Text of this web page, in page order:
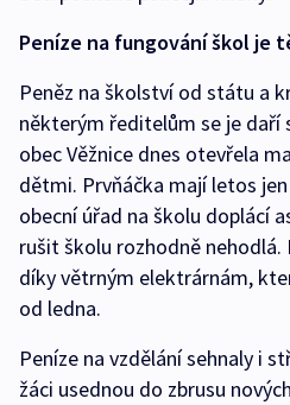
Peníze na fungování škol je
Peněz na školství od státu a
některým ředitelům se je daří
obec Věžnice dnes otevřela
dětmi. Prvňáčka mají letos
obecní úřad na školu doplácí
rušit školu rozhodně
díky větrným elektrárnám,
od ledna.
Peníze na vzdělání sehnaly i
žáci usednou do zbrusu